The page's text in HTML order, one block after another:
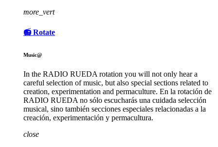
more_vert
📻 Rotate
Music@
In the RADIO RUEDA rotation you will not only hear a
careful selection of music, but also special sections related to
creation, experimentation and permaculture. En la rotación de
RADIO RUEDA no sólo escucharás una cuidada selección
musical, sino también secciones especiales relacionadas a la
creación, experimentación y permacultura.
close